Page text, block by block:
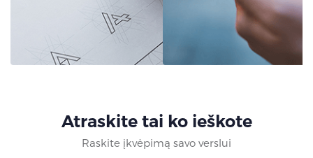
Atraskite tai ko ieškote
Raskite įkvėpimą savo verslui